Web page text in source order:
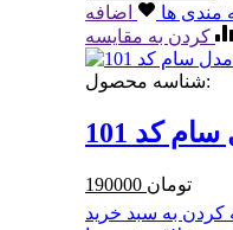
مندی ها
اضافه
کردن به مقایسه
شناسه محصول:
کد 101
190000 تومان
کردن به سبد خرید